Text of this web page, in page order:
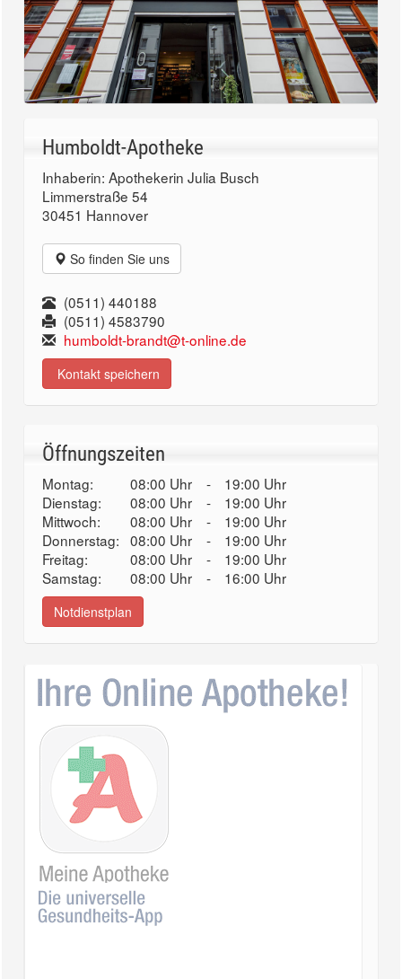
Humboldt-Apotheke
Inhaberin: Apothekerin Julia Busch
Limmerstraße 54
30451 Hannover
So finden Sie uns
(0511) 440188
(0511) 4583790
humboldt-brandt@t-online.de
Kontakt speichern
Öffnungszeiten
Montag: 08:00 Uhr -
19:00 Uhr
Dienstag:
08:00 Uhr -
19:00 Uhr
Mittwoch:
08:00 Uhr -
19:00 Uhr
Donnerstag: 08:00 Uhr -
19:00 Uhr
Freitag:
08:00 Uhr -
19:00 Uhr
Samstag:
08:00 Uhr - 16:00 Uhr
Notdienstplan